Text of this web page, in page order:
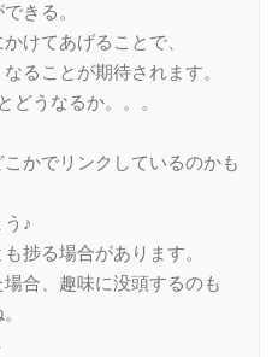
きる。
けてあげることで、
ることが期待されます。
どうなるか。。。
かでリンクしているのかも
♪
捗る場合があります。
合、趣味に没頭するのも